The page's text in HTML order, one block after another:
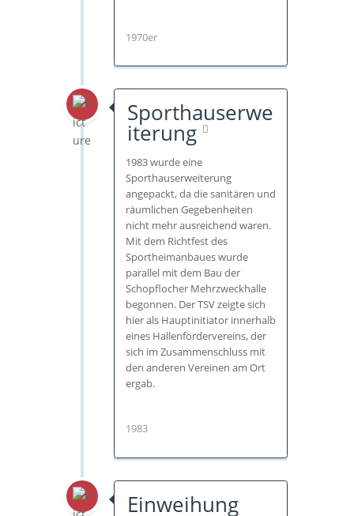
1970er
Sporthauserwe
iterung
1983 wurde eine
Sporthauserweiterung
angepackt, da die sanitären und
räumlichen Gegebenheiten
nicht mehr ausreichend waren.
Mit dem Richtfest des
Sportheimanbaues wurde
parallel mit dem Bau der
Schopflocher Mehrzweckhalle
begonnen. Der TSV zeigte sich
hier als Hauptinitiator innerhalb
eines Hallenfördervereins, der
sich im Zusammenschluss mit
den anderen Vereinen am Ort
ergab.
1983
Einweihung